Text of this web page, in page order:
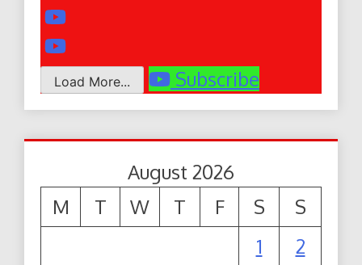
Load More... Subscribe
August 2026
M
T W T F S
S
1
2